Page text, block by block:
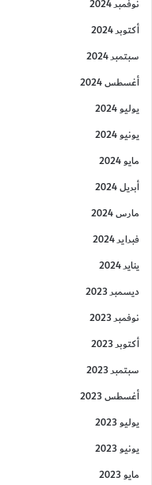
نوفمبر 2024
أكتوبر 2024
سبتمبر 2024
أغسطس 2024
يوليو 2024
يونيو 2024
مايو 2024
أبريل 2024
مارس 2024
فبراير 2024
يناير 2024
ديسمبر 2023
نوفمبر 2023
أكتوبر 2023
سبتمبر 2023
أغسطس 2023
يوليو 2023
يونيو 2023
مايو 2023